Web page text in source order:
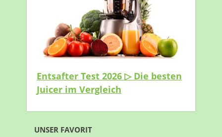
Entsafter Test 2026 ▷ Die besten
Juicer im Vergleich
UNSER FAVORIT